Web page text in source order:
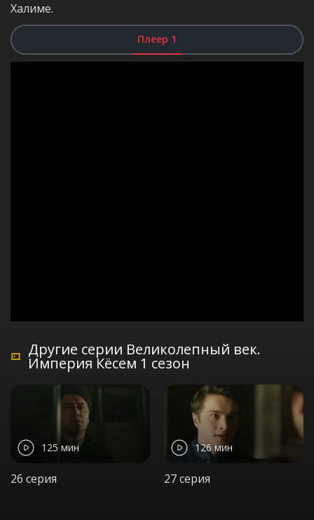
Халиме.
Плеер 1
Другие серии Великолепный век.
Империя Кёсем 1 сезон
125 мин
26 серия
126 мин
27 серия